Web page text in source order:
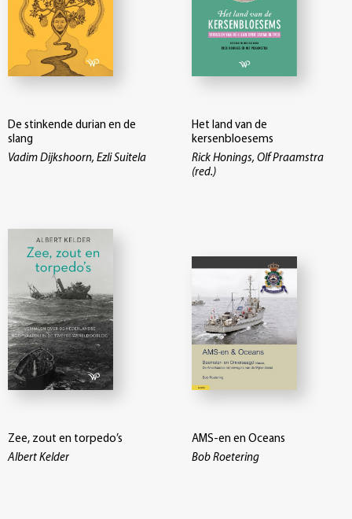
De stinkende durian en de
slang
Vadim Dijkshoorn, Ezli Suitela
Het land van de
kersenbloesems
Rick Honings, Olf Praamstra
(red.)
Zee, zout en torpedo’s
Albert Kelder
AMS-en en Oceans
Bob Roetering